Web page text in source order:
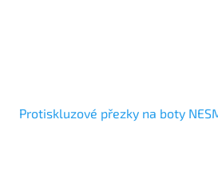
Protiskluzové přezky na boty